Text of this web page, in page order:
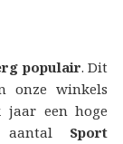
populair. Dit
onze winkels
jaar een hoge
aantal Sport